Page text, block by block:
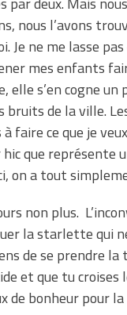
nous l’avons
Je ne me lasse
mes enfants
s’en cogne
de la ville.
faire ce que je
que représente
on a tout
non plus.
la starlette qui
de se prendre la
et que tu croises
bonheur pour